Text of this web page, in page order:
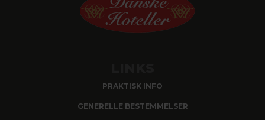
PRAKTISK INFO
GENERELLE BESTEMMELSER